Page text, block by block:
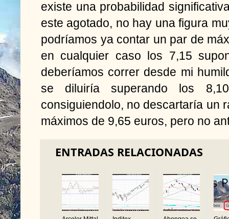
existe una probabilidad
este agotado, no hay una figura
podríamos ya contar un par de
en cualquier caso los 7,15
deberíamos correr desde mi
se diluiría superando los
consiguiendolo, no descartaría un
máximos de 9,65 euros, pero no
ENTRADAS RELACIONADAS